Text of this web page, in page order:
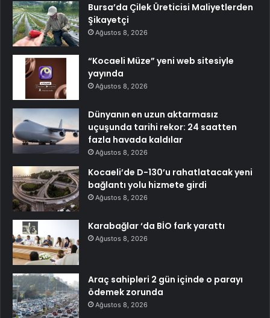
Bursa’da Çilek Üreticisi Maliyetlerden
Şikayetçi
Ağustos 8, 2026
“Kocaeli Müze” yeni web sitesiyle
yayında
Ağustos 8, 2026
Dünyanın en uzun aktarmasız
uçuşunda tarihi rekor: 24 saatten
fazla havada kaldılar
Ağustos 8, 2026
Kocaeli’de D-130’u rahatlatacak yeni
bağlantı yolu hizmete girdi
Ağustos 8, 2026
Karabağlar ‘da BİO fark yarattı
Ağustos 8, 2026
Araç sahipleri 2 gün içinde o parayı
ödemek zorunda
Ağustos 8, 2026